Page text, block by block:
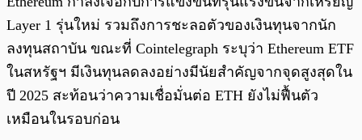
Layer 1 รุ่นใหม่ รวมถึงการชะลอตัวของเงินทุนจากนัก
ลงทุนสถาบัน ขณะที่ Cointelegraph ระบุว่า Ethereum ETF
ในสหรัฐฯ มีเงินทุนลดลงอย่างมีนัยสำคัญจากจุดสูงสุดใน
ปี 2025 สะท้อนว่าความเชื่อมั่นต่อ ETH ยังไม่ฟื้นตัว
เหมือนในรอบก่อน